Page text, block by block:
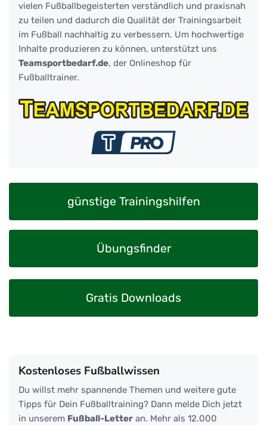
vielen Fußballbegeisterten verständlich und praxisnah
zu teilen und dadurch die Qualität der Trainingsarbeit
im Fußball nachhaltig zu verbessern. Um hochwertige
Inhalte produzieren zu können, unterstützt uns
Teamsportbedarf.de, der Onlineshop für
Fußballtrainer.
günstige Trainingshilfen
Übungsfinder
Gratis Downloads
Kostenloses Fußballwissen
Du willst mehr spannende Themen und weitere gute
Tipps für Dein Fußballtraining? Dann melde Dich jetzt
in unserem Fußball-Letter an. Mehr als 12.000